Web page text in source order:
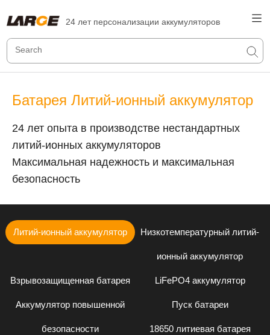
24 лет персонализации аккумуляторов
Батарея Литий-ионный аккумулятор
24 лет опыта в производстве нестандартных
литий-ионных аккумуляторов
Максимальная надежность и максимальная
безопасность
Литий-ионный аккумулятор Низкотемпературный литий-
ионный аккумулятор
Взрывозащищенная батарея LiFePO4 аккумулятор
Аккумулятор повышенной
безопасности
Пуск батареи
18650 литиевая батарея